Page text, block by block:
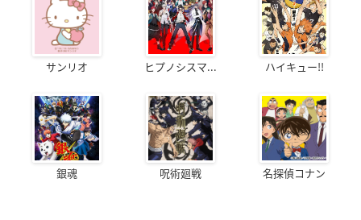
サンリオ ヒプノシスマ... ハイキュー!!
銀魂 呪術廻戦 名探偵コナン